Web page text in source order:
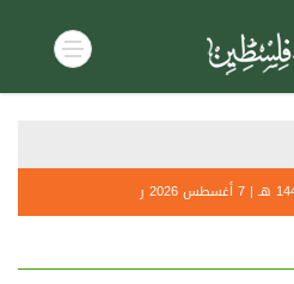
أحكام